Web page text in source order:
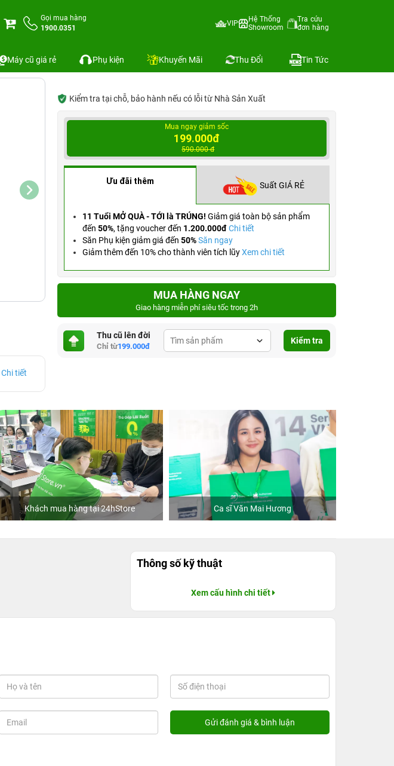
Gọi mua hàng
1900.0351
VIP
Hệ Thống
Showroom
Tra cứu
đơn hàng
Máy cũ giá rẻ Phụ kiện Khuyến Mãi Thu Đổi Tin Tức
Chi tiết
Kiểm tra tại chỗ, bảo hành nếu có lỗi từ Nhà Sản Xuất
Mua ngay giảm sốc
199.000đ
590.000 đ
Ưu đãi thêm Suất GIÁ RẺ
11 Tuổi MỞ QUÀ - TỚI là TRÚNG! Giảm giá toàn bộ sản phẩm
đến 50%, tặng voucher đến 1.200.000đ Chi tiết
Săn Phụ kiện giảm giá đến 50% Săn ngay
Giảm thêm đến 10% cho thành viên tích lũyXem chi tiết
MUA HÀNG NGAY
Giao hàng miễn phí siêu tốc trong 2h
Thu cũ lên đời
Chỉ từ199.000đ
Kiểm tra
Khách mua hàng tại 24hStore Ca sĩ Văn Mai Hương
Thông số kỹ thuật
Xem cấu hình chi tiết